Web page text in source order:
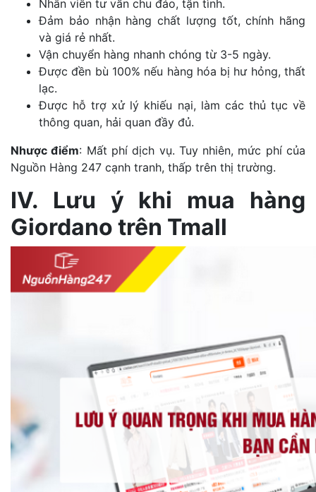
Nhân viên tư vấn chu đáo, tận tình.
Đảm bảo nhận hàng chất lượng tốt, chính hãng
và giá rẻ nhất.
Vận chuyển hàng nhanh chóng từ 3-5 ngày.
Được đền bù 100% nếu hàng hóa bị hư hỏng, thất
lạc.
Được hỗ trợ xử lý khiếu nại, làm các thủ tục về
thông quan, hải quan đầy đủ.
Nhược điểm: Mất phí dịch vụ. Tuy nhiên, mức phí của
Nguồn Hàng 247 cạnh tranh, thấp trên thị trường.
IV. Lưu ý khi mua hàng
Giordano trên Tmall